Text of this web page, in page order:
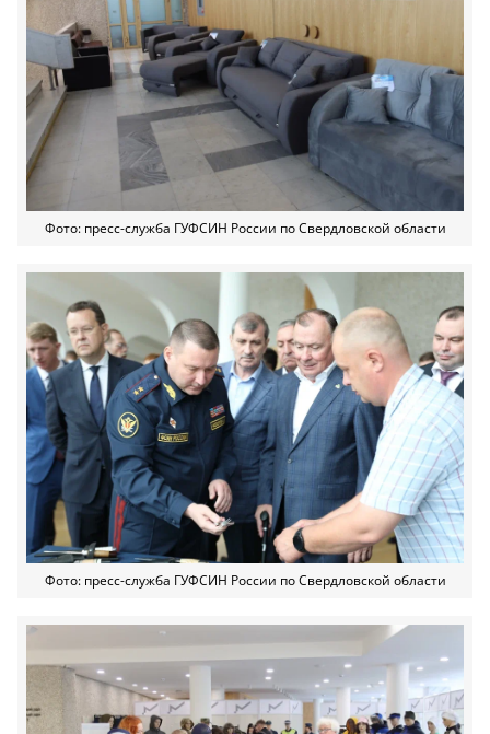
Фото: пресс-служба ГУФСИН России по Свердловской области
Фото: пресс-служба ГУФСИН России по Свердловской области